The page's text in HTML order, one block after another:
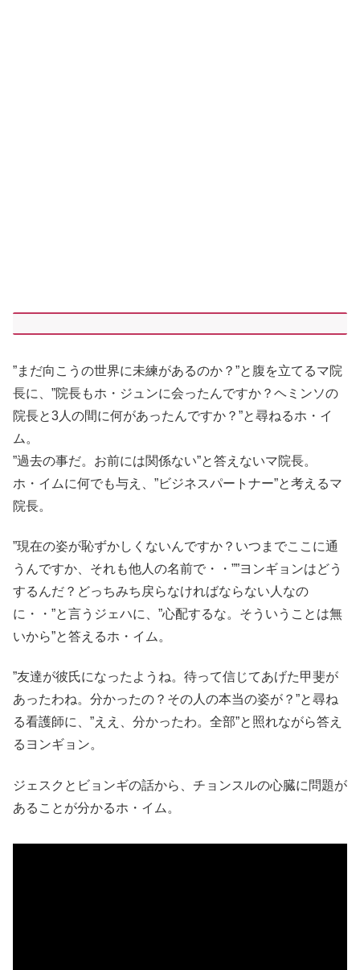
”まだ向こうの世界に未練があるのか？”と腹を立てるマ院
長に、”院長もホ・ジュンに会ったんですか？ヘミンソの
院長と3人の間に何があったんですか？”と尋ねるホ・イ
ム。
”過去の事だ。お前には関係ない”と答えないマ院長。
ホ・イムに何でも与え、”ビジネスパートナー”と考えるマ
院長。
”現在の姿が恥ずかしくないんですか？いつまでここに通
うんですか、それも他人の名前で・・””ヨンギョンはどう
するんだ？どっちみち戻らなければならない人なの
に・・”と言うジェハに、”心配するな。そういうことは無
いから”と答えるホ・イム。
”友達が彼氏になったようね。待って信じてあげた甲斐が
あったわね。分かったの？その人の本当の姿が？”と尋ね
る看護師に、”ええ、分かったわ。全部”と照れながら答え
るヨンギョン。
ジェスクとビョンギの話から、チョンスルの心臓に問題が
あることが分かるホ・イム。